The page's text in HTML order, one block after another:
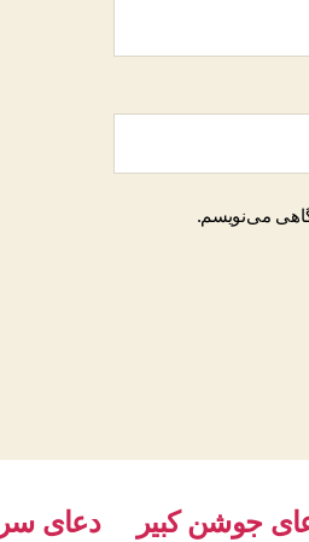
می‌نویسم.
جوشن کبیر
دعای